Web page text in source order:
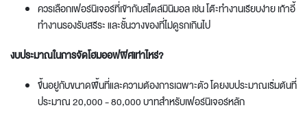
ควรเลือกเฟอร์นิเจอร์ที่เข้ากับสไตล์มินิมอล เช่น โต๊ะทำงานเรียบง่าย เก้าอี้
ทำงานรองรับสรีระ และชั้นวางของที่ไม่ดูรกเกินไป
งบประมาณในการจัดโฮมออฟฟิศเท่าไหร่?
ขึ้นอยู่กับขนาดพื้นที่และความต้องการเฉพาะตัว โดยงบประมาณเริ่มต้นที่
ประมาณ 20,000 - 80,000 บาทสำหรับเฟอร์นิเจอร์หลัก